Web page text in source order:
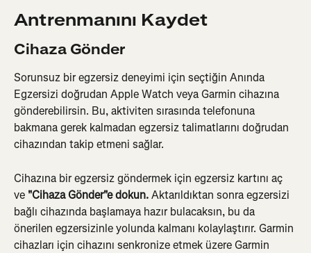
Antrenmanını Kaydet
Cihaza Gönder
Sorunsuz bir egzersiz deneyimi için seçtiğin Anında
Egzersizi doğrudan Apple Watch veya Garmin cihazına
gönderebilirsin. Bu, aktiviten sırasında telefonuna
bakmana gerek kalmadan egzersiz talimatlarını doğrudan
cihazından takip etmeni sağlar.
Cihazına bir egzersiz göndermek için egzersiz kartını aç
ve "Cihaza Gönder"e dokun. Aktarıldıktan sonra egzersizi
bağlı cihazında başlamaya hazır bulacaksın, bu da
önerilen egzersizinle yolunda kalmanı kolaylaştırır. Garmin
cihazları için cihazını senkronize etmek üzere Garmin